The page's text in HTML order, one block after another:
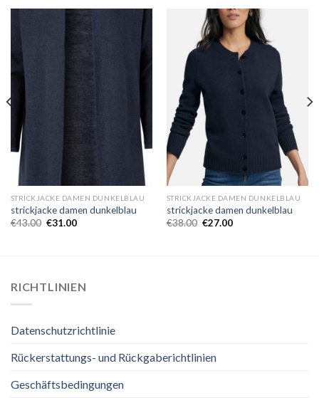
STRICKJACKE DAMEN DUNKELBLAU
strickjacke damen dunkelblau
€43.00 €31.00
STRICKJACKE DAMEN DUNKELBLAU
strickjacke damen dunkelblau
€38.00 €27.00
RICHTLINIEN
Datenschutzrichtlinie
Rückerstattungs- und Rückgaberichtlinien
Geschäftsbedingungen